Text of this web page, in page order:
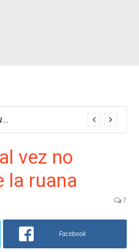
Crisis ambiental: por qué no podemos parar el calentamiento global
Las mejores películas del cine colombiano
vez no
la ruana
1
Facebook